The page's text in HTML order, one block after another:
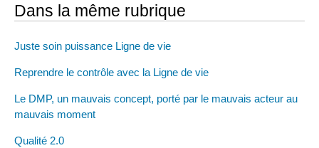
Dans la même rubrique
Juste soin puissance Ligne de vie
Reprendre le contrôle avec la Ligne de vie
Le DMP, un mauvais concept, porté par le mauvais acteur au
mauvais moment
Qualité 2.0